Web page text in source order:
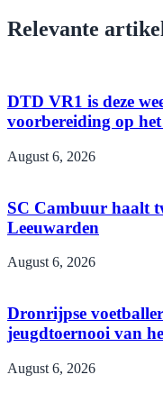
Relevante
DTD VR1 is deze
voorbereiding op
August 6, 2026
SC Cambuur haalt
Leeuwarden
August 6, 2026
Dronrijpse
jeugdtoernooi van
August 6, 2026